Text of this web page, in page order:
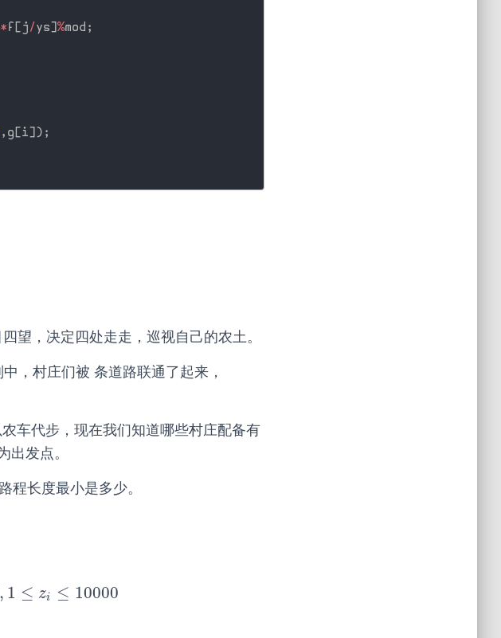
* f [ j / ys] %mod ;
, g [i] ) ;
望，决定四处走走，巡视自己的农土。
，村庄们被 条道路联通了起来，
车代步，现在我们知道哪些村庄配备有
发点。
程长度最小是多少。
, 1 ≤ zi ≤ 10000